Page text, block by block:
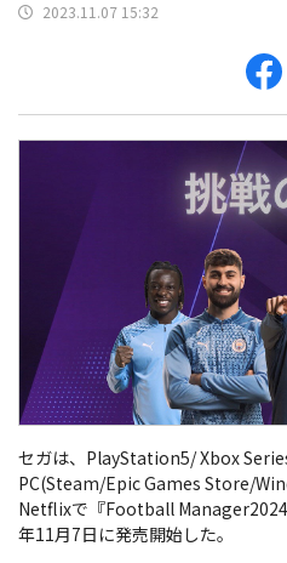
2023.11.07 15:32
セガは、PlayStation5/ Xbox
PC(Steam/Epic Games Store/
Netflixで『Football
年11月7日に発売開始した。